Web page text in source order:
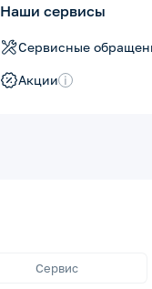
Наши сервисы
Сервисные
Акции i
Сервис